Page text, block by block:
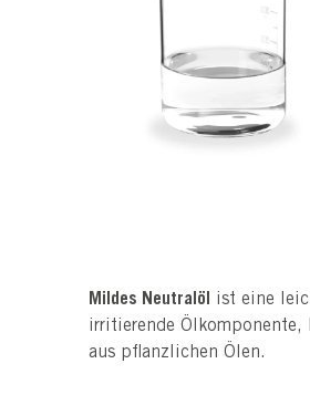
Mildes Neutralöl
ist eine
irritierende Ölkomponente,
aus pflanzlichen Ölen.